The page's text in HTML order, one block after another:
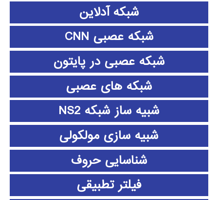
شبکه آدلاین
شبکه عصبی CNN
شبکه عصبی در پایتون
شبکه های عصبی
شبیه ساز شبکه NS2
شبیه سازی مولکولی
شناسایی حروف
فیلتر تطبیقی